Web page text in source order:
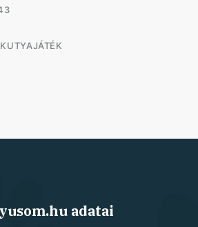
adatai